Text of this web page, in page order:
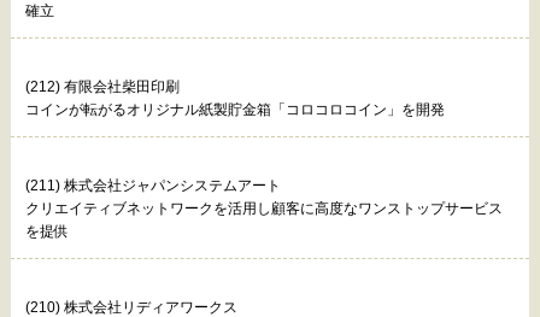
確立
(212) 有限会社柴田印刷
コインが転がるオリジナル紙製貯金箱「コロコロコイン」を開発
(211) 株式会社ジャパンシステムアート
クリエイティブネットワークを活用し顧客に高度なワンストップサービス
を提供
(210) 株式会社リディアワークス